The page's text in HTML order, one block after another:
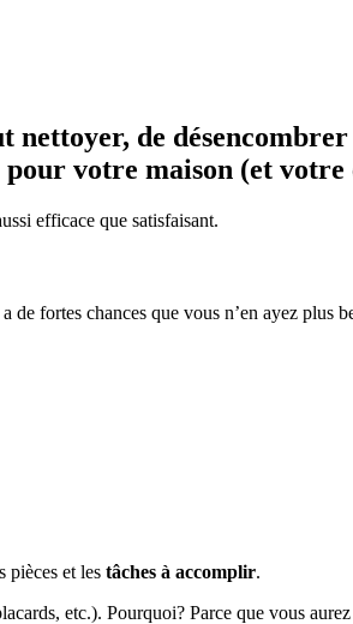
de
votre maison (et
efficace que satisfaisant.
fortes chances que vous n’en ayez plus
pièces et les tâches à accomplir.
etc.). Pourquoi? Parce que vous